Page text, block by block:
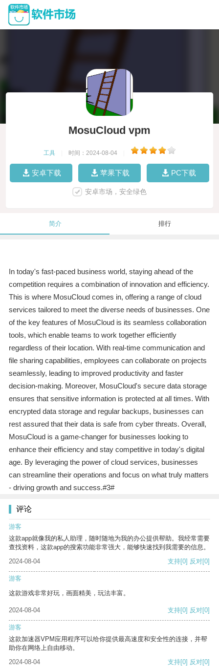
MosuCloud vpm
工具 时间：2024-08-04
安卓下载 苹果下载 PC下载
安卓市场，安全绿色
简介 排行
In today's fast-paced business world, staying ahead of the
competition requires a combination of innovation and efficiency.
This is where MosuCloud comes in, offering a range of cloud
services tailored to meet the diverse needs of businesses. One
of the key features of MosuCloud is its seamless collaboration
tools, which enable teams to work together efficiently
regardless of their location. With real-time communication and
file sharing capabilities, employees can collaborate on projects
seamlessly, leading to improved productivity and faster
decision-making. Moreover, MosuCloud's secure data storage
ensures that sensitive information is protected at all times. With
encrypted data storage and regular backups, businesses can
rest assured that their data is safe from cyber threats. Overall,
MosuCloud is a game-changer for businesses looking to
enhance their efficiency and stay competitive in today's digital
age. By leveraging the power of cloud services, businesses
can streamline their operations and focus on what truly matters
- driving growth and success.#3#
评论
游客
这款app就像我的私人助理，随时随地为我的办公提供帮助。我经常需要
查找资料，这款app的搜索功能非常强大，能够快速找到我需要的信息。
2024-08-04
支持[0] 反对[0]
游客
这款游戏非常好玩，画面精美，玩法丰富。
2024-08-04 支持[0] 反对[0]
游客
这款加速器VPM应用程序可以给你提供最高速度和安全性的连接，并帮
助你在网络上自由移动。
2024-08-04
支持[0] 反对[0]